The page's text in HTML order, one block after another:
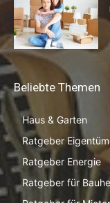
Beliebte Themen
Haus & Garten
Ratgeber
Ratgeber Energie
Ratgeber für